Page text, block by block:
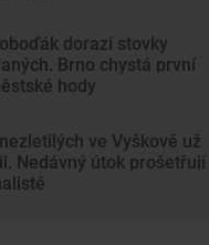
dorazí stovky
Brno chystá první
hody
ve Vyškově už
Nedávný útok prošetřují